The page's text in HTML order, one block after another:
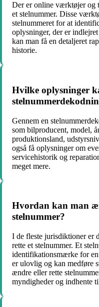
Der er online værktøjer og
et stelnummer. Disse
stelnummeret for at
oplysninger, der er
kan man få en detaljeret
historie.
Hvilke oplysninger
Gennem en
som bilproducent, model,
produktionsland,
også få oplysninger om
servicehistorik og
meget mere.
Hvordan kan man
stelnummer?
I de fleste jurisdiktioner er
rette et stelnummer. Et
identifikationsmærke for
er ulovlig og kan medføre
ændre eller rette
myndigheder og indhente